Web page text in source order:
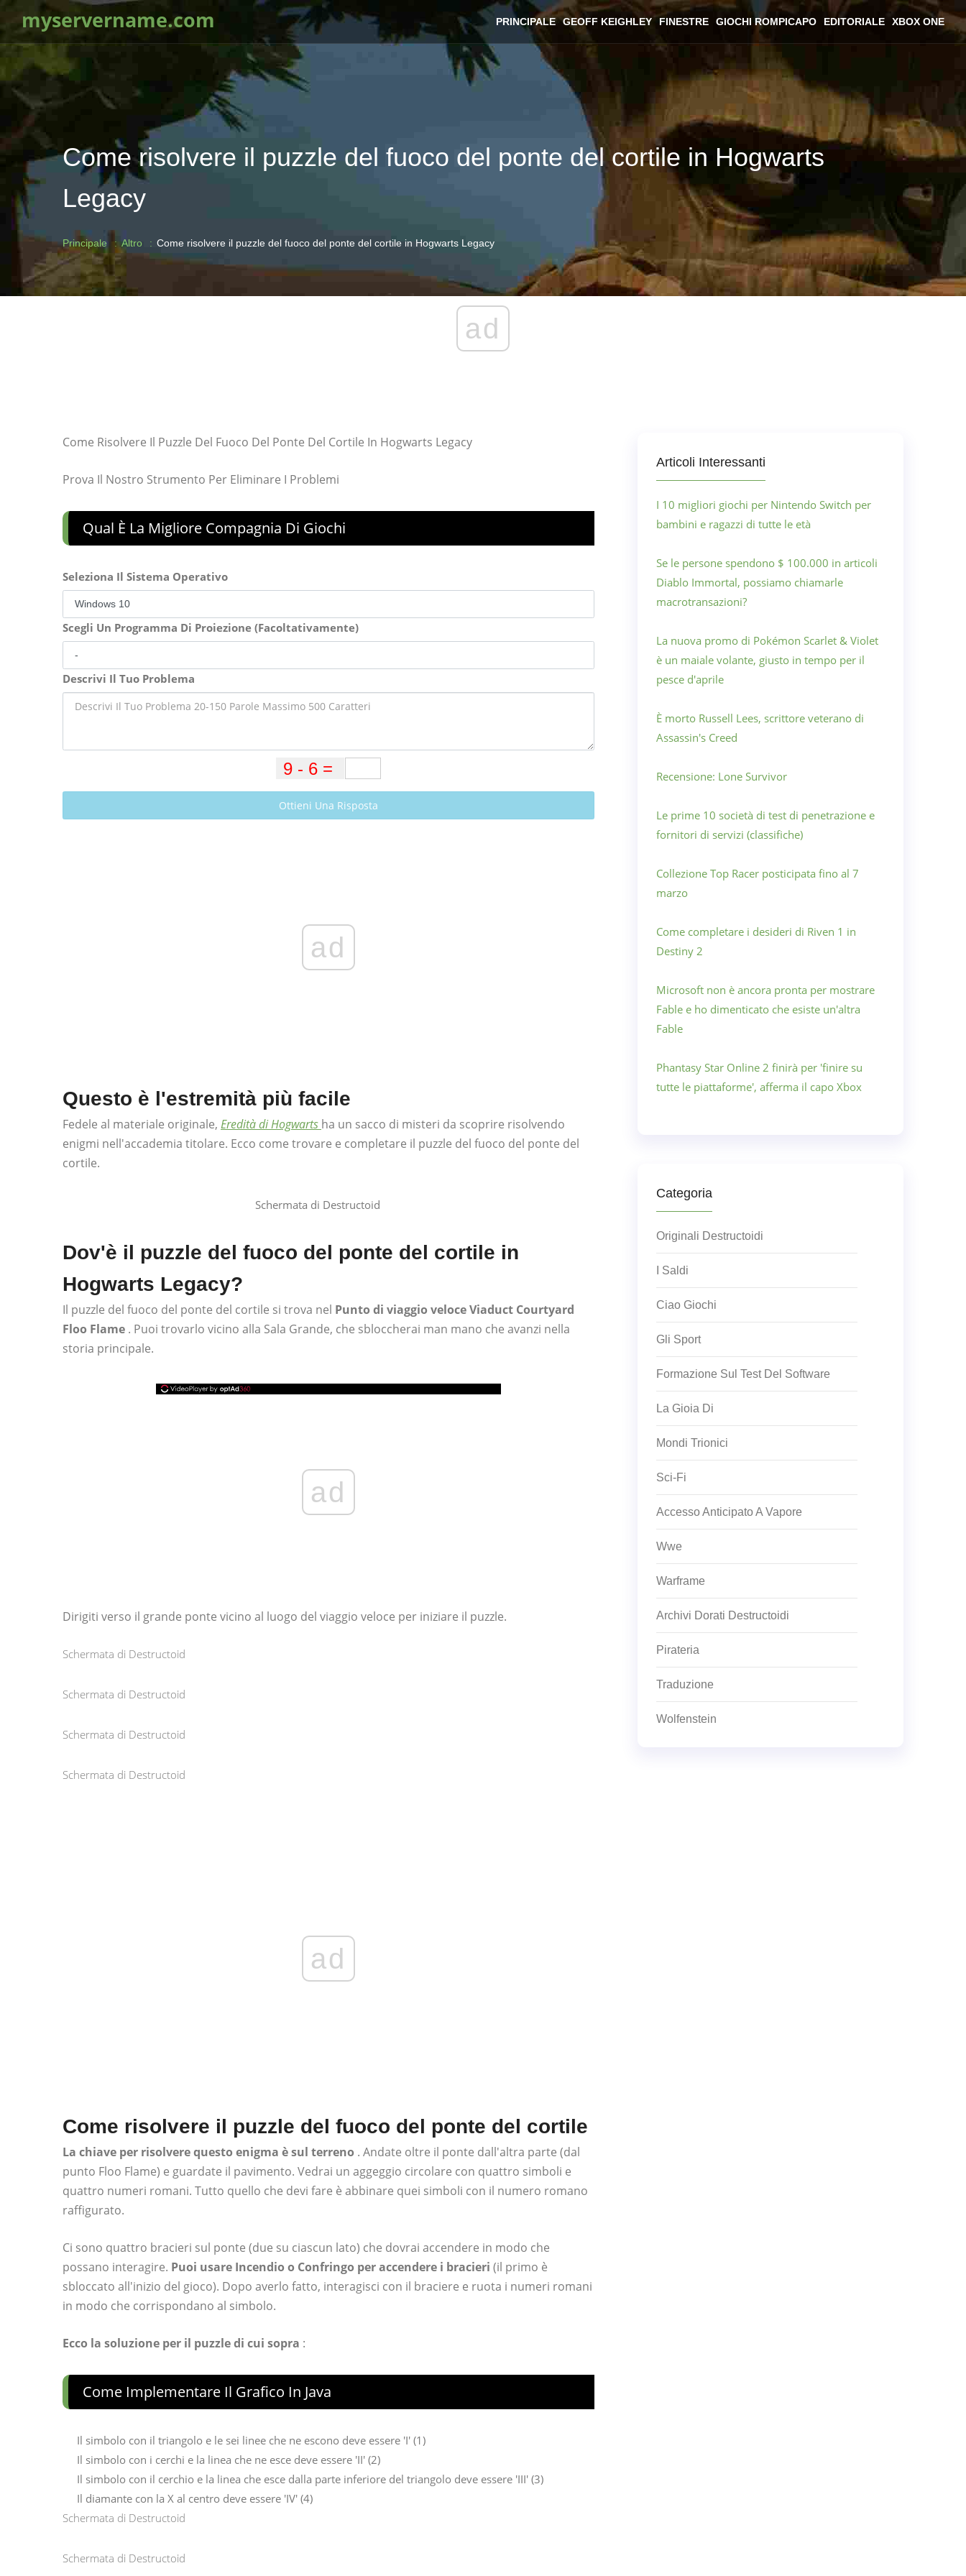
myservername.com PRINCIPALE GEOFF KEIGHLEY FINESTRE GIOCHI ROMPICAPO EDITORIALE XBOX ONE
Come risolvere il puzzle del fuoco del ponte del cortile in Hogwarts
Legacy
Principale Altro Come risolvere il puzzle del fuoco del ponte del cortile in Hogwarts Legacy
ad
Come Risolvere Il Puzzle Del Fuoco Del Ponte Del Cortile In Hogwarts Legacy
Prova Il Nostro Strumento Per Eliminare I Problemi
Qual È La Migliore Compagnia Di Giochi
Seleziona Il Sistema Operativo
Scegli Un Programma Di Proiezione (Facoltativamente)
Descrivi Il Tuo Problema
Ottieni Una Risposta
ad
Questo è l'estremità più facile
Fedele al materiale originale, Eredità di Hogwarts ha un sacco di misteri da scoprire risolvendo
enigmi nell'accademia titolare. Ecco come trovare e completare il puzzle del fuoco del ponte del
cortile.
Schermata di Destructoid
Dov'è il puzzle del fuoco del ponte del cortile in
Hogwarts Legacy?
Il puzzle del fuoco del ponte del cortile si trova nel Punto di viaggio veloce Viaduct Courtyard
Floo Flame . Puoi trovarlo vicino alla Sala Grande, che sbloccherai man mano che avanzi nella
storia principale.
ad
Dirigiti verso il grande ponte vicino al luogo del viaggio veloce per iniziare il puzzle.
Schermata di Destructoid
Schermata di Destructoid
Schermata di Destructoid
Schermata di Destructoid
ad
Come risolvere il puzzle del fuoco del ponte del cortile
La chiave per risolvere questo enigma è sul terreno . Andate oltre il ponte dall'altra parte (dal
punto Floo Flame) e guardate il pavimento. Vedrai un aggeggio circolare con quattro simboli e
quattro numeri romani. Tutto quello che devi fare è abbinare quei simboli con il numero romano
raffigurato.
Ci sono quattro bracieri sul ponte (due su ciascun lato) che dovrai accendere in modo che
possano interagire. Puoi usare Incendio o Confringo per accendere i bracieri (il primo è
sbloccato all'inizio del gioco). Dopo averlo fatto, interagisci con il braciere e ruota i numeri romani
in modo che corrispondano al simbolo.
Ecco la soluzione per il puzzle di cui sopra :
Come Implementare Il Grafico In Java
Il simbolo con il triangolo e le sei linee che ne escono deve essere 'I' (1)
Il simbolo con i cerchi e la linea che ne esce deve essere 'II' (2)
Il simbolo con il cerchio e la linea che esce dalla parte inferiore del triangolo deve essere 'III' (3)
Il diamante con la X al centro deve essere 'IV' (4)
Schermata di Destructoid
Schermata di Destructoid
Articoli Interessanti
I 10 migliori giochi per Nintendo Switch per
bambini e ragazzi di tutte le età
Se le persone spendono $ 100.000 in articoli
Diablo Immortal, possiamo chiamarle
macrotransazioni?
La nuova promo di Pokémon Scarlet & Violet
è un maiale volante, giusto in tempo per il
pesce d'aprile
È morto Russell Lees, scrittore veterano di
Assassin's Creed
Recensione: Lone Survivor
Le prime 10 società di test di penetrazione e
fornitori di servizi (classifiche)
Collezione Top Racer posticipata fino al 7
marzo
Come completare i desideri di Riven 1 in
Destiny 2
Microsoft non è ancora pronta per mostrare
Fable e ho dimenticato che esiste un'altra
Fable
Phantasy Star Online 2 finirà per 'finire su
tutte le piattaforme', afferma il capo Xbox
Categoria
Originali Destructoidi
I Saldi
Ciao Giochi
Gli Sport
Formazione Sul Test Del Software
La Gioia Di
Mondi Trionici
Sci-Fi
Accesso Anticipato A Vapore
Wwe
Warframe
Archivi Dorati Destructoidi
Pirateria
Traduzione
Wolfenstein